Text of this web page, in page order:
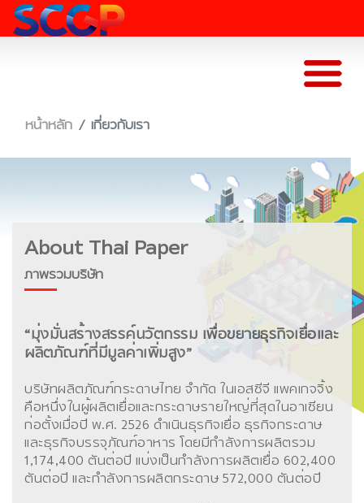
หน้าหลัก เกี่ยวกับเรา
About Thai Paper
ภาพรวมบริษัท
“มุ่งมั่นสร้างสรรค์นวัตกรรม เพื่อขยายธุรกิจเยื่อและ
ผลิตภัณฑ์ที่มีมูลค่าเพิ่มสูง”
บริษัทผลิตภัณฑ์กระดาษไทย จำกัด ในเอสซีจี แพคเกจจิ้ง
คือหนึ่งในผู้ผลิตเยื่อและกระดาษรายใหญ่ที่สุดในอาเซียน
ก่อตั้งเมื่อปี พ.ศ. 2526 ดำเนินธุรกิจเยื่อ ธุรกิจกระดาษ
และธุรกิจบรรจุภัณฑ์อาหาร โดยมีกำลังการผลิตรวม
1,174,400 ตันต่อปี แบ่งเป็นกำลังการผลิตเยื่อ 602,400
ตันต่อปี และกำลังการผลิตกระดาษ 572,000 ตันต่อปี